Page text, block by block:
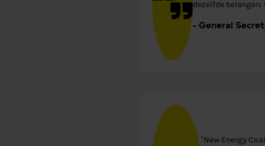
dezelfde
- General
“New Energy